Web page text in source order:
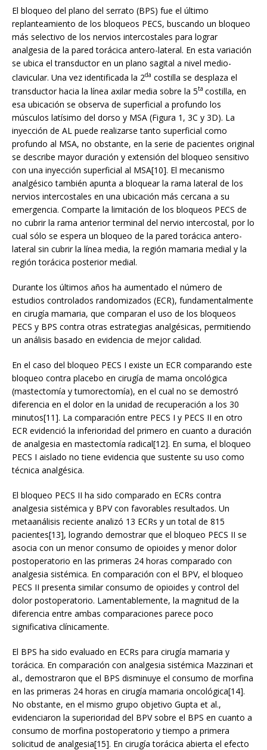
El bloqueo del plano del serrato (BPS) fue el último
replanteamiento de los bloqueos PECS, buscando un bloqueo
más selectivo de los nervios intercostales para lograr
analgesia de la pared torácica antero-lateral. En esta variación
se ubica el transductor en un plano sagital a nivel medio-
clavicular. Una vez identificada la 2da costilla se desplaza el
transductor hacia la línea axilar media sobre la 5ta costilla, en
esa ubicación se observa de superficial a profundo los
músculos latísimo del dorso y MSA (Figura 1, 3C y 3D). La
inyección de AL puede realizarse tanto superficial como
profundo al MSA, no obstante, en la serie de pacientes original
se describe mayor duración y extensión del bloqueo sensitivo
con una inyección superficial al MSA[10]. El mecanismo
analgésico también apunta a bloquear la rama lateral de los
nervios intercostales en una ubicación más cercana a su
emergencia. Comparte la limitación de los bloqueos PECS de
no cubrir la rama anterior terminal del nervio intercostal, por lo
cual sólo se espera un bloqueo de la pared torácica antero-
lateral sin cubrir la línea media, la región mamaria medial y la
región torácica posterior medial.
Durante los últimos años ha aumentado el número de
estudios controlados randomizados (ECR), fundamentalmente
en cirugía mamaria, que comparan el uso de los bloqueos
PECS y BPS contra otras estrategias analgésicas, permitiendo
un análisis basado en evidencia de mejor calidad.
En el caso del bloqueo PECS I existe un ECR comparando este
bloqueo contra placebo en cirugía de mama oncológica
(mastectomía y tumorectomía), en el cual no se demostró
diferencia en el dolor en la unidad de recuperación a los 30
minutos[11]. La comparación entre PECS I y PECS II en otro
ECR evidenció la inferioridad del primero en cuanto a duración
de analgesia en mastectomía radical[12]. En suma, el bloqueo
PECS I aislado no tiene evidencia que sustente su uso como
técnica analgésica.
El bloqueo PECS II ha sido comparado en ECRs contra
analgesia sistémica y BPV con favorables resultados. Un
metaanálisis reciente analizó 13 ECRs y un total de 815
pacientes[13], logrando demostrar que el bloqueo PECS II se
asocia con un menor consumo de opioides y menor dolor
postoperatorio en las primeras 24 horas comparado con
analgesia sistémica. En comparación con el BPV, el bloqueo
PECS II presenta similar consumo de opioides y control del
dolor postoperatorio. Lamentablemente, la magnitud de la
diferencia entre ambas comparaciones parece poco
significativa clínicamente.
El BPS ha sido evaluado en ECRs para cirugía mamaria y
torácica. En comparación con analgesia sistémica Mazzinari et
al., demostraron que el BPS disminuye el consumo de morfina
en las primeras 24 horas en cirugía mamaria oncológica[14].
No obstante, en el mismo grupo objetivo Gupta et al.,
evidenciaron la superioridad del BPV sobre el BPS en cuanto a
consumo de morfina postoperatorio y tiempo a primera
solicitud de analgesia[15]. En cirugía torácica abierta el efecto